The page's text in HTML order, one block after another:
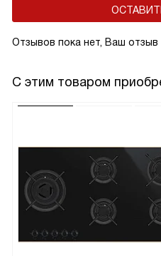
Отзывов пока нет, Ваш
С этим товаром